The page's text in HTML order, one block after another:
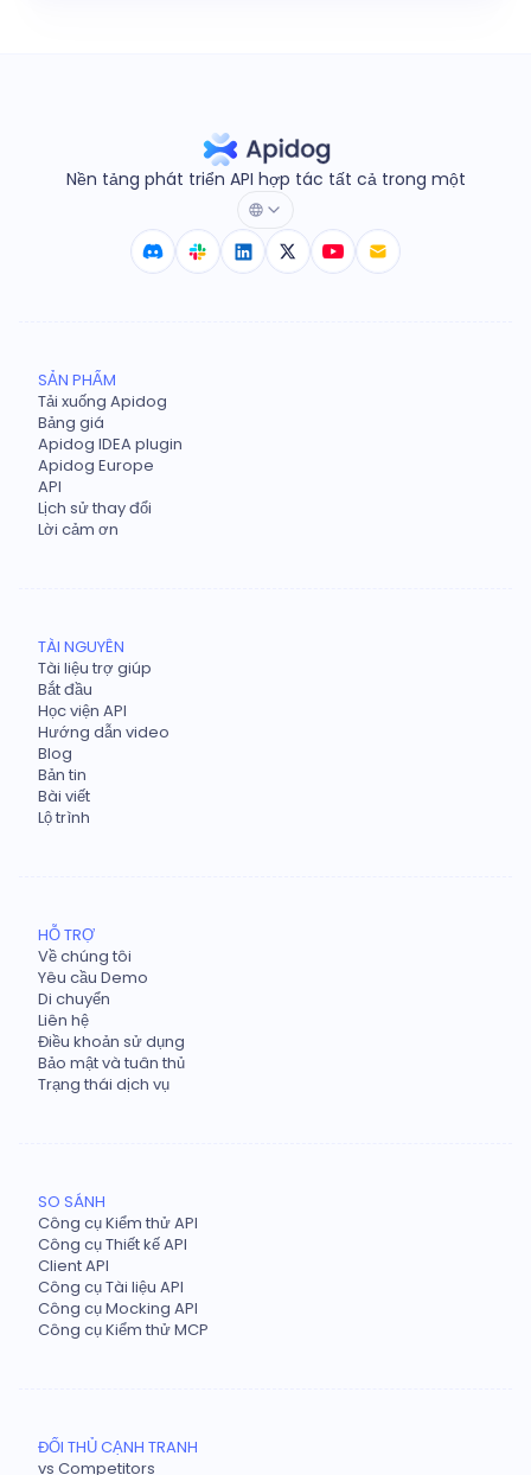
Nền tảng phát triển API hợp tác tất cả trong một
SẢN PHẨM
Tải xuống Apidog
Bảng giá
Apidog IDEA plugin
Apidog Europe
API
Lịch sử thay đổi
Lời cảm ơn
TÀI NGUYÊN
Tài liệu trợ giúp
Bắt đầu
Học viện API
Hướng dẫn video
Blog
Bản tin
Bài viết
Lộ trình
HỖ TRỢ
Về chúng tôi
Yêu cầu Demo
Di chuyển
Liên hệ
Điều khoản sử dụng
Bảo mật và tuân thủ
Trạng thái dịch vụ
SO SÁNH
Công cụ Kiểm thử API
Công cụ Thiết kế API
Client API
Công cụ Tài liệu API
Công cụ Mocking API
Công cụ Kiểm thử MCP
ĐỐI THỦ CẠNH TRANH
vs Competitors